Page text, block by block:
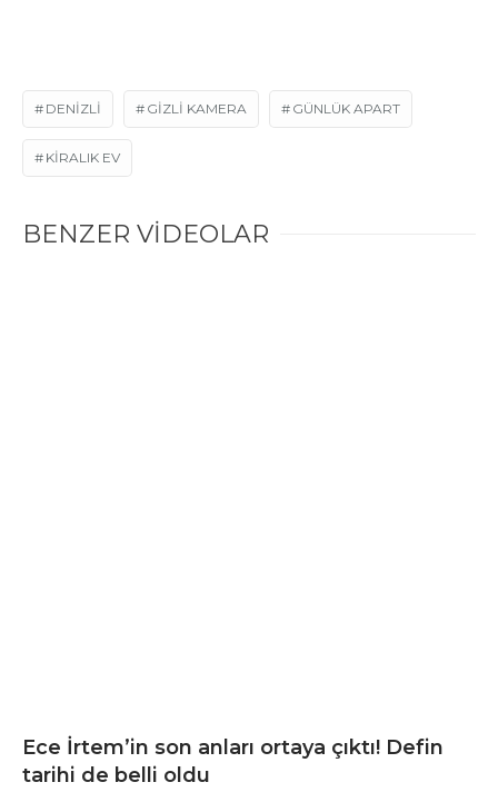
DENIZLI GIZLI KAMERA GÜNLÜK APART
KIRALIK EV
BENZER VİDEOLAR
Ece İrtem’in son anları ortaya çıktı! Defin
tarihi de belli oldu